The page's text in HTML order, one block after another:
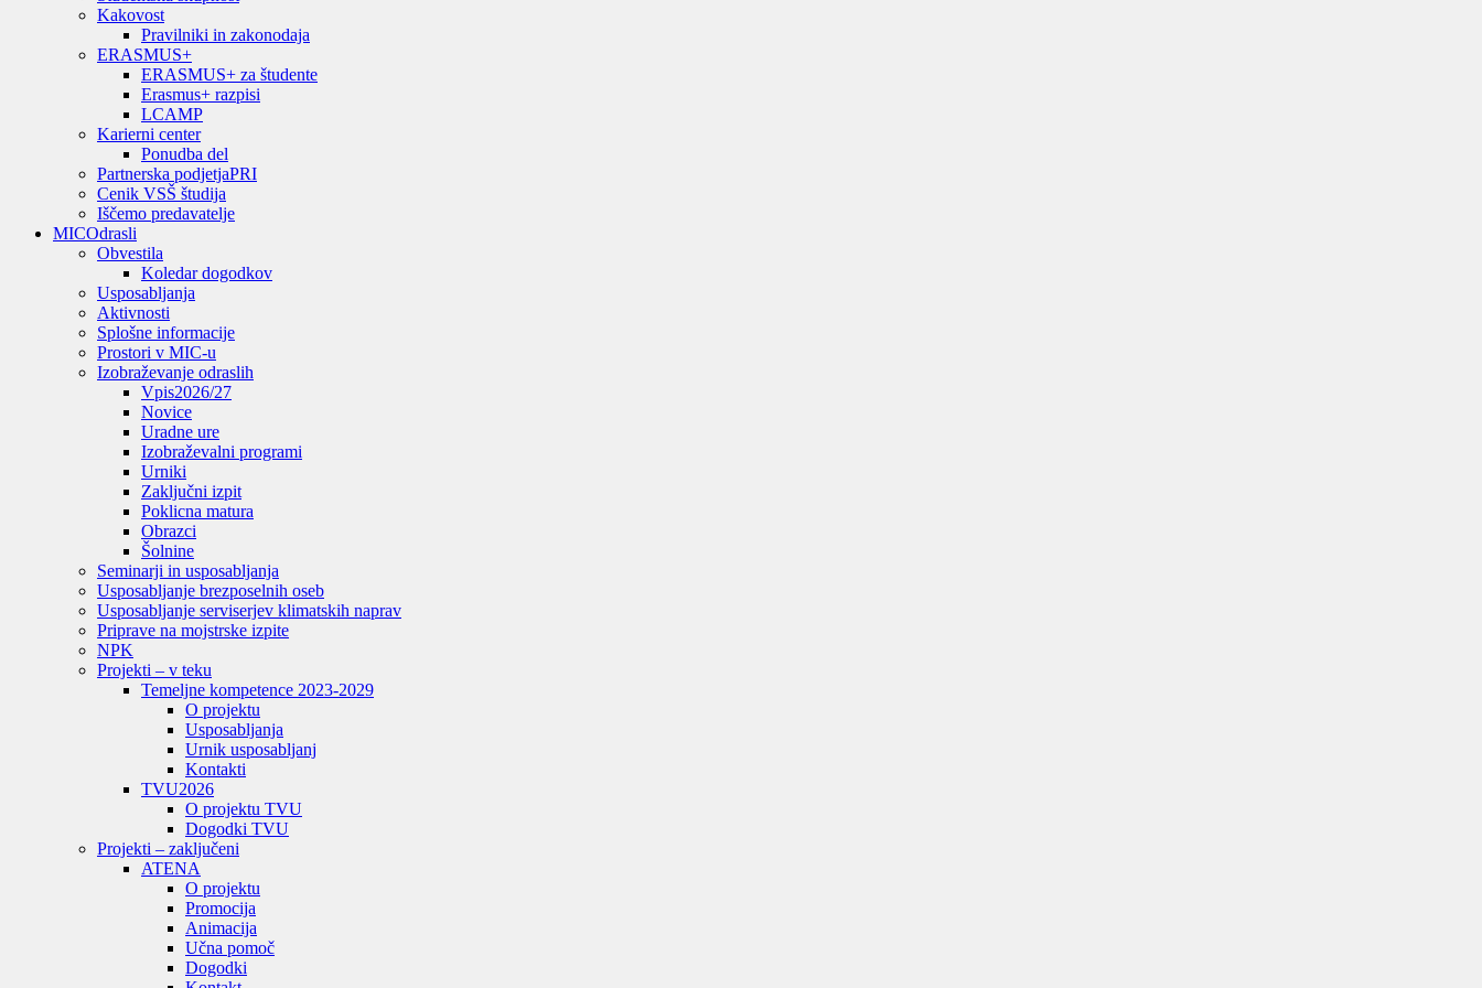
Kakovost
Pravilniki in zakonodaja
ERASMUS+
ERASMUS+ za študente
Erasmus+ razpisi
LCAMP
Karierni center
Ponudba del
Partnerska podjetjaPRI
Cenik VSŠ študija
Iščemo predavatelje
MICOdrasli
Obvestila
Koledar dogodkov
Usposabljanja
Aktivnosti
Splošne informacije
Prostori v MIC-u
Izobraževanje odraslih
Vpis2026/27
Novice
Uradne ure
Izobraževalni programi
Urniki
Zaključni izpit
Poklicna matura
Obrazci
Šolnine
Seminarji in usposabljanja
Usposabljanje brezposelnih oseb
Usposabljanje serviserjev klimatskih naprav
Priprave na mojstrske izpite
NPK
Projekti – v teku
Temeljne kompetence 2023-2029
O projektu
Usposabljanja
Urnik usposabljanj
Kontakti
TVU2026
O projektu TVU
Dogodki TVU
Projekti – zaključeni
ATENA
O projektu
Promocija
Animacija
Učna pomoč
Dogodki